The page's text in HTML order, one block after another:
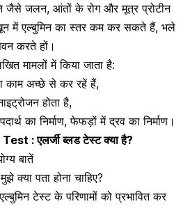
जैसे जलन, आंतों के रोग और मूत्र प्रोटीन
में एल्बुमिन का स्तर कम कर सकते हैं, भले
करते हों।
मामलों में किया जाता है:
काम अच्छे से कर रहें हैं,
होता है,
का निर्माण, फेफड़ों में द्रव का निर्माण।
: एलर्जी ब्लड टेस्ट क्या है?
बातें
क्या पता होना चाहिए?
टेस्ट के परिणामों को प्रभावित कर